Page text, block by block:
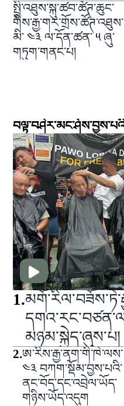
སྤྱི་འཐུས་སྐུ་ཚབ་ཚོཊ་ཆུང་
གིས་རྒྱ་གར་གྲོས་ཚོཊ་འཐུས་
མི་ ༤༣ ལ་དོན་ཚན་ ༥ ཞུ་
གཏུག་གནང་པ།
1.
མཉམ་སྐྱེད་ཞུས་པ།
2.ཨ་རིས་རྒྱ་ནག་གི་ཁེ་ལས་
༤༣ བཀག་སྡོམ་བྱས་པའི་
ནང་བོད་དང་འབྲེལ་ཡོད་
གཉིས་ཡོད་འདུག